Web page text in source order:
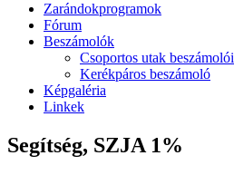
Zarándokprogramok
Fórum
Beszámolók
Csoportos utak beszámolói
Kerékpáros beszámoló
Képgaléria
Linkek
Segítség, SZJA 1%